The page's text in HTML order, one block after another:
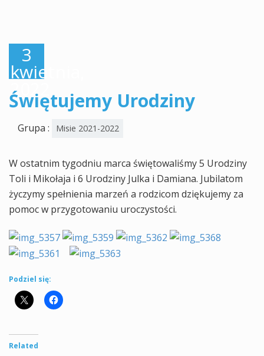
3
kwietnia,
2022
Świętujemy Urodziny
Grupa : Misie 2021-2022
W ostatnim tygodniu marca świętowaliśmy 5 Urodziny
Toli i Mikołaja i 6 Urodziny Julka i Damiana. Jubilatom
życzymy spełnienia marzeń a rodzicom dziękujemy za
pomoc w przygotowaniu uroczystości.
Podziel się:
Related